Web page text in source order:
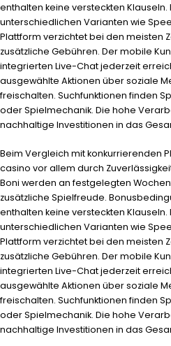
enthalten keine versteckten
unterschiedlichen Varianten wie
Plattform verzichtet bei den meisten
zusätzliche Gebühren. Der mobile
integrierten Live-Chat jederzeit
ausgewählte Aktionen über soziale
freischalten. Suchfunktionen finden
oder Spielmechanik. Die hohe
nachhaltige Investitionen in das
Beim Vergleich mit konkurrierenden
casino vor allem durch
Boni werden an festgelegten
zusätzliche Spielfreude.
enthalten keine versteckten
unterschiedlichen Varianten wie
Plattform verzichtet bei den meisten
zusätzliche Gebühren. Der mobile
integrierten Live-Chat jederzeit
ausgewählte Aktionen über soziale
freischalten. Suchfunktionen finden
oder Spielmechanik. Die hohe
nachhaltige Investitionen in das